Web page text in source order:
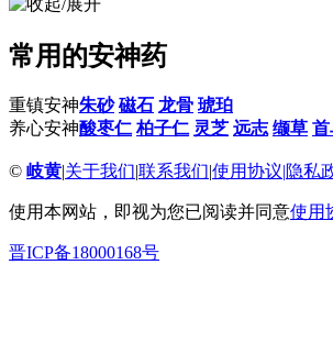
风、癫狂等病证的辅助药物。部分安神药又
使用安神药时，应针对导致神志不宁的病因
用重镇安神药物，若因火热所致者，则与清
清肝泻火药物配伍；因痰所致者，则与祛痰
配伍；癫狂、惊风等证，应以化痰开窍或平
血虚阴亏者，须与补血，养阴药物配伍；心
常用的安神药
重镇安神朱砂 磁石 龙骨 琥珀
养心安神酸枣仁 柏子仁 灵芝 远志 缬草 首
© 岐黄|关于我们|联系我们|使用协议|隐私
使用本网站，即视为您已阅读并同意使用
晋ICP备18000168号